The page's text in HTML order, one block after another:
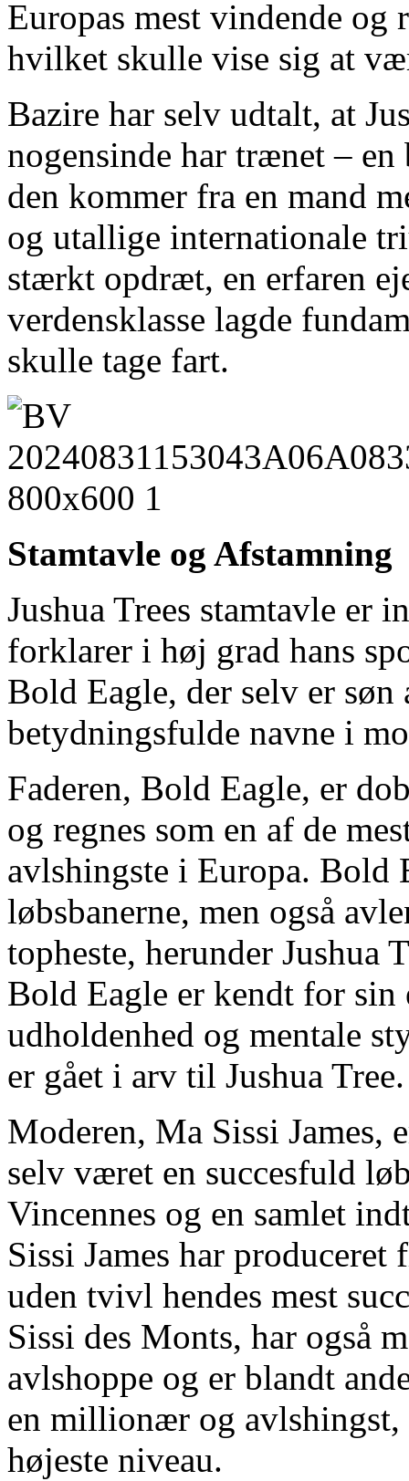
Europas mest vindende og
hvilket skulle vise sig at
Bazire har selv udtalt, at
nogensinde har trænet –
den kommer fra en mand
og utallige internationale
stærkt opdræt, en erfaren
verdensklasse lagde
skulle tage fart.
Stamtavle og Afstamning
Jushua Trees stamtavle er
forklarer i høj grad hans
Bold Eagle, der selv er søn
betydningsfulde navne i
Faderen, Bold Eagle, er
og regnes som en af de
avlshingste i Europa.
løbsbanerne, men også
topheste, herunder Jushua
Bold Eagle er kendt for sin
udholdenhed og mentale
er gået i arv til Jushua Tree.
Moderen, Ma Sissi James,
selv været en succesfuld
Vincennes og en samlet
Sissi James har produceret
uden tvivl hendes mest
Sissi des Monts, har også
avlshoppe og er blandt
en millionær og avlshingst,
højeste niveau.